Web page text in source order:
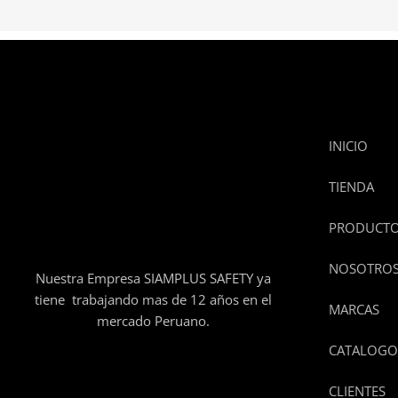
Nuestra Empresa SIAMPLUS SAFETY ya
tiene trabajando mas de 12 años en el
mercado Peruano.
INICIO
TIENDA
MARCAS
CATALOGO
CLIENTES